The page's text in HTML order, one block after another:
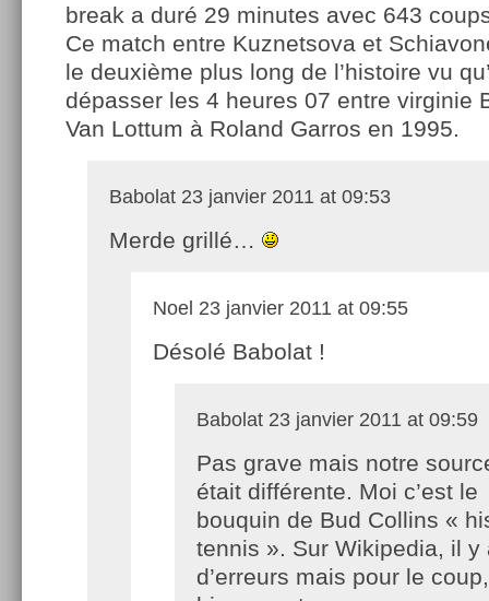
break a duré 29 minutes avec 643
Ce match entre Kuznetsova et
le deuxième plus long de l’histoire vu
dépasser les 4 heures 07 entre virginie
Van Lottum à Roland Garros en 1995.
Babolat 23 janvier 2011 at 09:53
Merde grillé…
Noel 23 janvier 2011 at 09:55
Désolé Babolat !
Babolat 23 janvier 2011 at 09:59
Pas grave mais notre
était différente. Moi c’est le
bouquin de Bud Collins «
tennis ». Sur Wikipedia, il y
d’erreurs mais pour le